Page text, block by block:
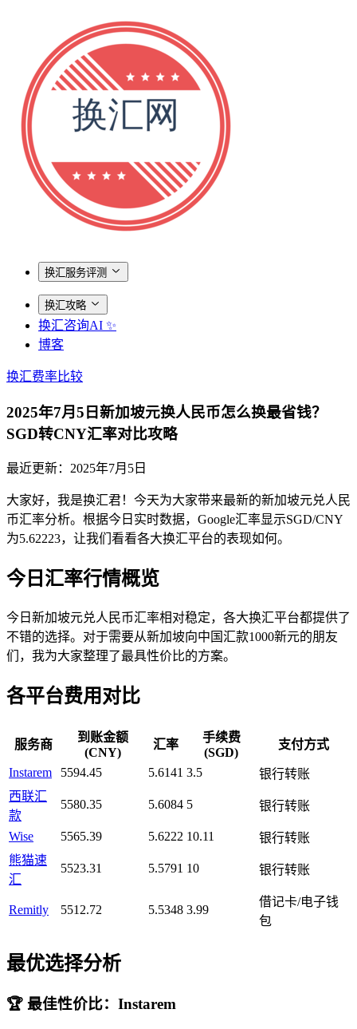
换汇服务评测
换汇攻略
换汇咨询AI ✨
博客
换汇费率比较
2025年7月5日新加坡元换人民币怎么换最省钱？
SGD转CNY汇率对比攻略
最近更新： 2025年7月5日
大家好，我是换汇君！今天为大家带来最新的新加坡元兑人民
币汇率分析。根据今日实时数据，Google汇率显示SGD/CNY
为5.62223，让我们看看各大换汇平台的表现如何。
今日汇率行情概览
今日新加坡元兑人民币汇率相对稳定，各大换汇平台都提供了
不错的选择。对于需要从新加坡向中国汇款1000新元的朋友
们，我为大家整理了最具性价比的方案。
各平台费用对比
服务商
到账金额
(CNY)
汇率
手续费
(SGD)
支付方式
Instarem 5594.45 5.6141 3.5
银行转账
西联汇
款
5580.35 5.6084 5 银行转账
Wise 5565.39 5.6222 10.11
银行转账
熊猫速
汇
5523.31 5.5791 10 银行转账
Remitly 5512.72 5.5348 3.99
借记卡/电子钱
包
最优选择分析
🏆 最佳性价比：Instarem